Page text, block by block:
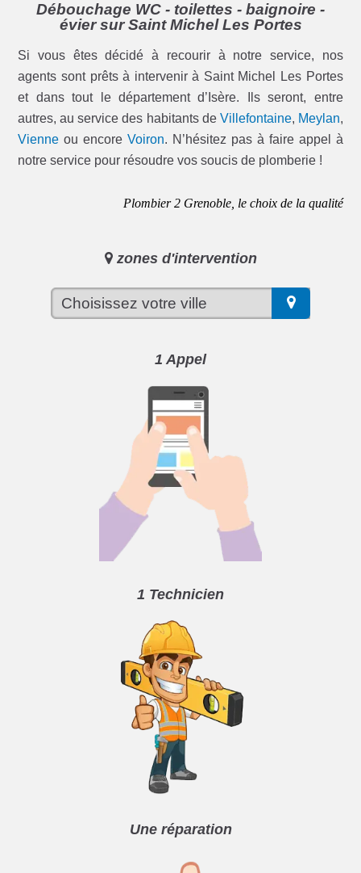
Débouchage WC - toilettes - baignoire -
évier sur Saint Michel Les Portes
Si vous êtes décidé à recourir à notre service, nos
agents sont prêts à intervenir à Saint Michel Les Portes
et dans tout le département d’Isère. Ils seront, entre
autres, au service des habitants de Villefontaine, Meylan,
Vienne ou encoreVoiron. N’hésitez pas à faire appel à
notre service pour résoudre vos soucis de plomberie !
Plombier 2 Grenoble, le choix de la qualité
zones d'intervention
1 Appel
1 Technicien
Une réparation